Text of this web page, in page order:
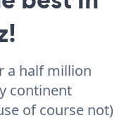
a half million
continent
of course not)